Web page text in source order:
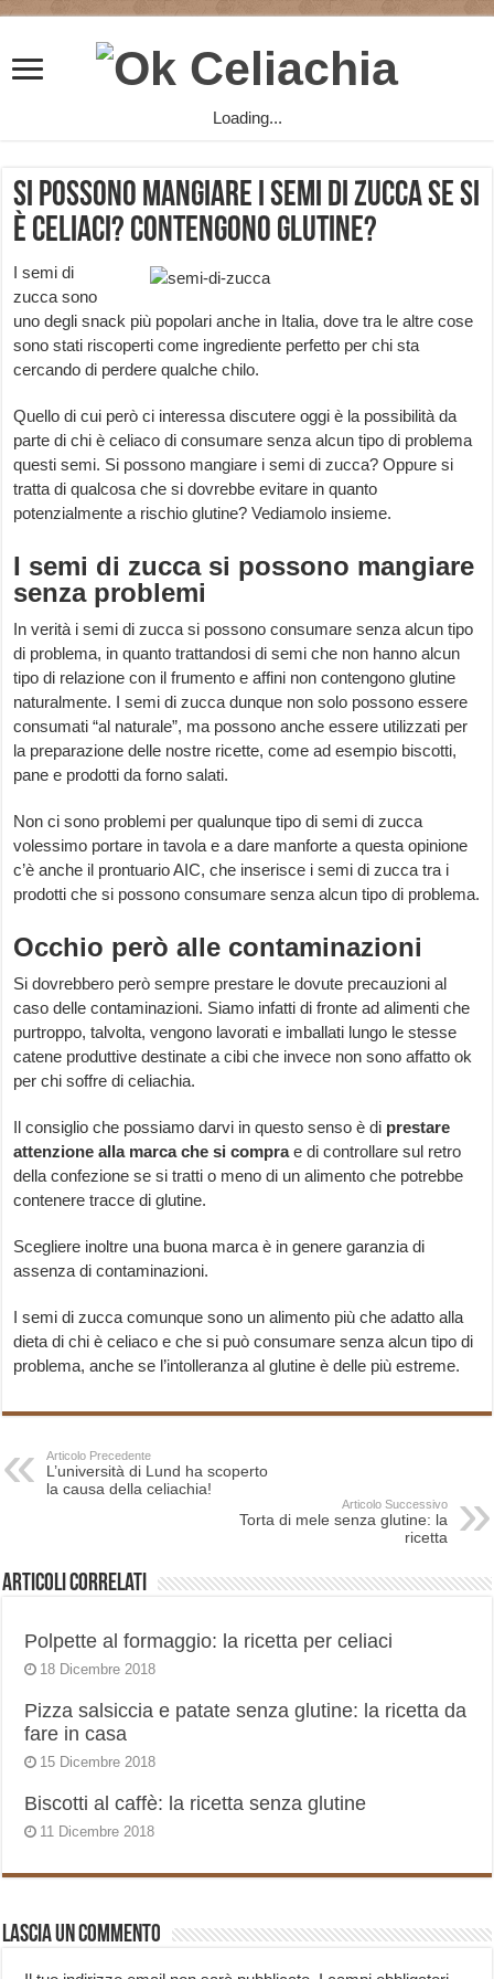
Loading...
Si possono mangiare i semi di zucca se si
è celiaci? Contengono glutine?
I semi di
zucca sono
uno degli snack più popolari anche in Italia, dove tra le altre cose
sono stati riscoperti come ingrediente perfetto per chi sta
cercando di perdere qualche chilo.
Quello di cui però ci interessa discutere oggi è la possibilità da
parte di chi è celiaco di consumare senza alcun tipo di problema
questi semi. Si possono mangiare i semi di zucca? Oppure si
tratta di qualcosa che si dovrebbe evitare in quanto
potenzialmente a rischio glutine? Vediamolo insieme.
I semi di zucca si possono mangiare
senza problemi
In verità i semi di zucca si possono consumare senza alcun tipo
di problema, in quanto trattandosi di semi che non hanno alcun
tipo di relazione con il frumento e affini non contengono glutine
naturalmente. I semi di zucca dunque non solo possono essere
consumati “al naturale”, ma possono anche essere utilizzati per
la preparazione delle nostre ricette, come ad esempio biscotti,
pane e prodotti da forno salati.
Non ci sono problemi per qualunque tipo di semi di zucca
volessimo portare in tavola e a dare manforte a questa opinione
c’è anche il prontuario AIC, che inserisce i semi di zucca tra i
prodotti che si possono consumare senza alcun tipo di problema.
Occhio però alle contaminazioni
Si dovrebbero però sempre prestare le dovute precauzioni al
caso delle contaminazioni. Siamo infatti di fronte ad alimenti che
purtroppo, talvolta, vengono lavorati e imballati lungo le stesse
catene produttive destinate a cibi che invece non sono affatto ok
per chi soffre di celiachia.
Il consiglio che possiamo darvi in questo senso è di prestare
attenzione alla marca che si comprae di controllare sul retro
della confezione se si tratti o meno di un alimento che potrebbe
contenere tracce di glutine.
Scegliere inoltre una buona marca è in genere garanzia di
assenza di contaminazioni.
I semi di zucca comunque sono un alimento più che adatto alla
dieta di chi è celiaco e che si può consumare senza alcun tipo di
problema, anche se l’intolleranza al glutine è delle più estreme.
Articolo Precedente
L’università di Lund ha scoperto
la causa della celiachia!
Articolo Successivo
Torta di mele senza glutine: la
ricetta
Articoli correlati
Polpette al formaggio: la ricetta per celiaci
18 Dicembre 2018
Pizza salsiccia e patate senza glutine: la ricetta da
fare in casa
15 Dicembre 2018
Biscotti al caffè: la ricetta senza glutine
11 Dicembre 2018
Lascia un commento